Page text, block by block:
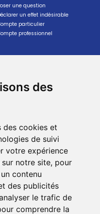
des
des cookies et
de suivi
votre expérience
notre site, pour
contenu
des publicités
le trafic de
comprendre la
une question
un effet indésirable
particulier
professionnel
sécurisé